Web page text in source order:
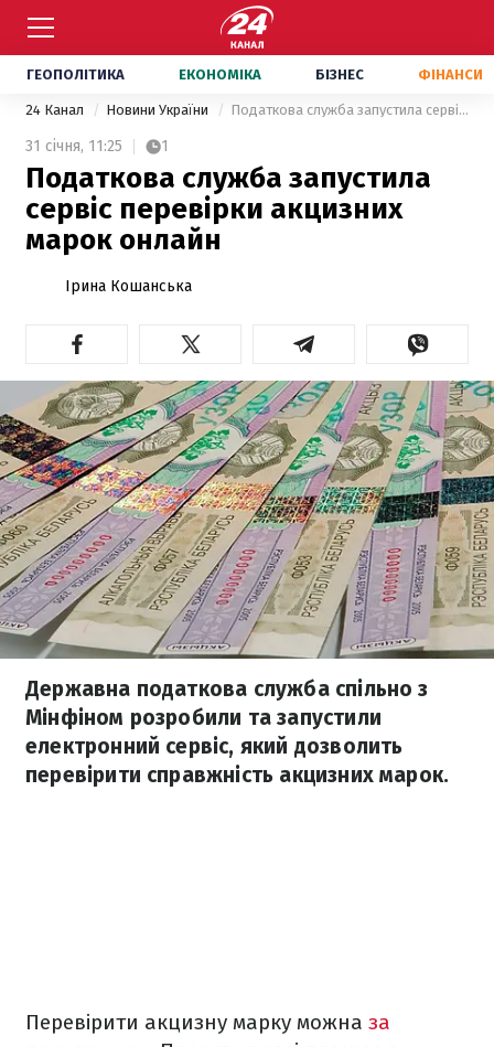
ГЕОПОЛІТИКА ЕКОНОМІКА БІЗНЕС ФІНАНСИ
24 Канал Новини України Податкова служба запустила сервіс перевірки акцизних марок онлайн
31 січня, 11:25 1
Податкова служба запустила
сервіс перевірки акцизних
марок онлайн
Ірина Кошанська
Державна податкова служба спільно з
Мінфіном розробили та запустили
електронний сервіс, який дозволить
перевірити справжність акцизних марок.
Перевірити акцизну марку можна за